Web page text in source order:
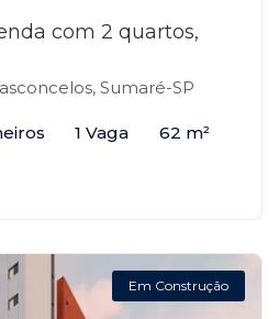
com 2 quartos,
Sumaré-SP
1 Vaga 62 m²
Em Construção